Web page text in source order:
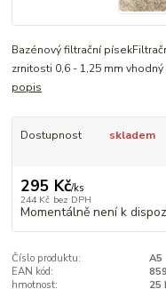
Bazénový filtrační
zrnitosti 0,6 - 1,25 mm
popis
Dostupnost skladem
295 Kč/ks
244 Kč bez DPH
Momentálně není k
Číslo produktu:
A5
EAN kód:
hmotnost:
25